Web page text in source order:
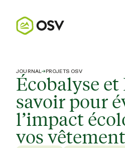
JOURNAL→PROJETS OSV
Écobalyse et
savoir pour
l’impact
vos